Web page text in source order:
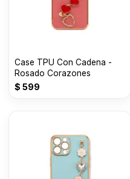
Case TPU Con Cadena -
Rosado Corazones
$ 599